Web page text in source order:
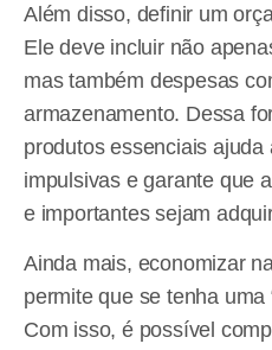
Além disso, definir um
Ele deve incluir não
mas também despesas
armazenamento. Dessa
produtos essenciais ajuda
impulsivas e garante que
e importantes sejam
Ainda mais, economizar
permite que se tenha uma
Com isso, é possível